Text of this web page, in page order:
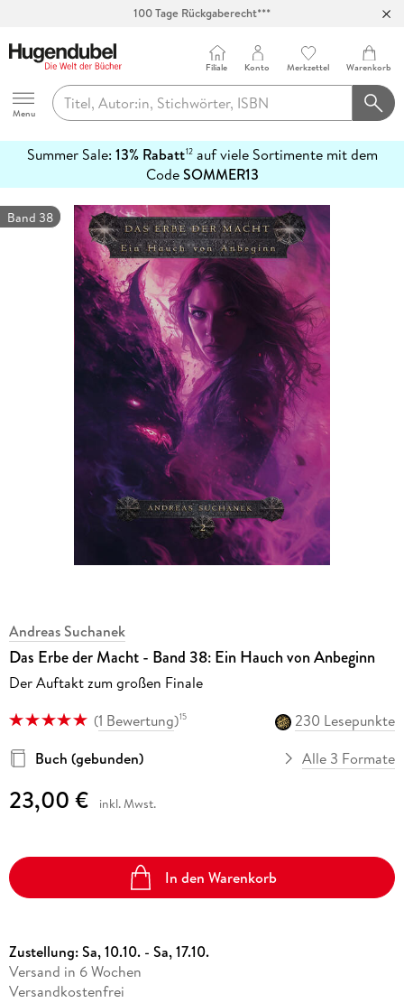
100 Tage Rückgaberecht***
Hugendubel
Menu
Filiale Konto Merkzettel Warenkorb
Summer Sale: 13% Rabatt12auf viele Sortimente mit dem
CodeSOMMER13
erfahren
Band 38
Andreas Suchanek
Das Erbe der Macht - Band 38: Ein Hauch von Anbeginn
Der Auftakt zum großen Finale
(1 Bewertung)15
230 Lesepunkte
Buch (gebunden)
Alle 3 Formate
23,00 € inkl. Mwst.
In den Warenkorb
Zustellung:Sa, 10.10. - Sa, 17.10.
Versand in 6 Wochen
Versandkostenfrei